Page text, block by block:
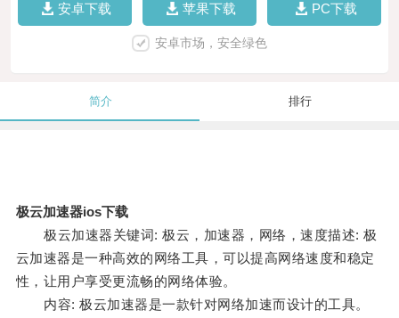
安卓下载 苹果下载 PC下载
安卓市场，安全绿色
简介 排行
极云加速器ios下载
极云加速器关键词: 极云，加速器，网络，速度描述: 极
云加速器是一种高效的网络工具，可以提高网络速度和稳定
性，让用户享受更流畅的网络体验。
内容: 极云加速器是一款针对网络加速而设计的工具。